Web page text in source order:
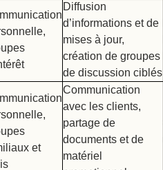
Diffusion
d’informations et de
mises à jour,
création de groupes
de discussion ciblés
et
Communication
avec les clients,
partage de
documents et de
matériel